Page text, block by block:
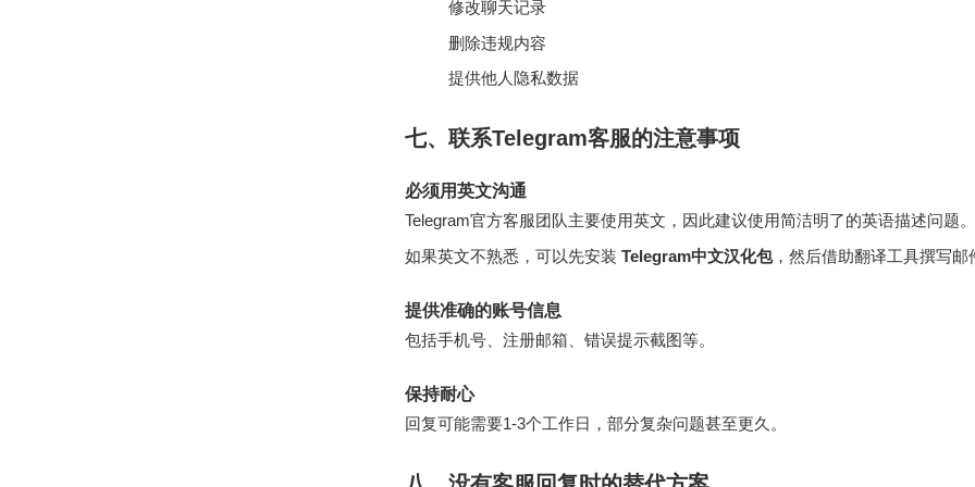
修改聊天记录
删除违规内容
提供他人隐私数据
七、联系Telegram客服的注意事项
必须用英文沟通
Telegram官方客服团队主要使用英文，因此建议使用简洁明了的英语描述问题。
如果英文不熟悉，可以先安装 Telegram中文汉化包，然后借助翻译工具撰写邮
提供准确的账号信息
包括手机号、注册邮箱、错误提示截图等。
保持耐心
回复可能需要1-3个工作日，部分复杂问题甚至更久。